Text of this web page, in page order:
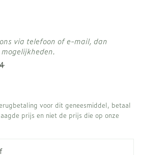
voor dit geneesmiddel, betaal
prijs en niet de prijs die op onze
via telefoon of e-mail, dan